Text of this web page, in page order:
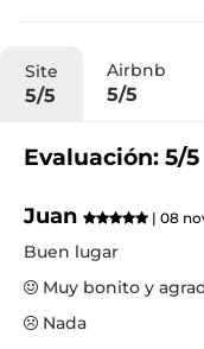
Site
5/5
Airbnb
5/5
Evaluación: 5/5
Juan | 08
Buen lugar
Muy bonito y
Nada